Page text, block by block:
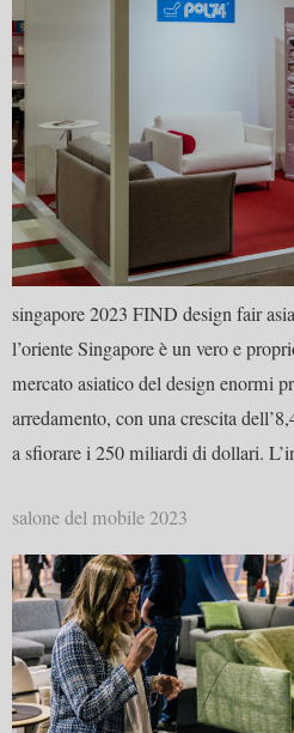
singapore 2023 FIND design fair
l’oriente Singapore è un vero e
mercato asiatico del design enormi
arredamento, con una crescita
a sfiorare i 250 miliardi di dollari.
salone del mobile 2023